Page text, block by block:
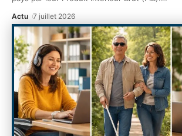
Actu 7 juillet 2026